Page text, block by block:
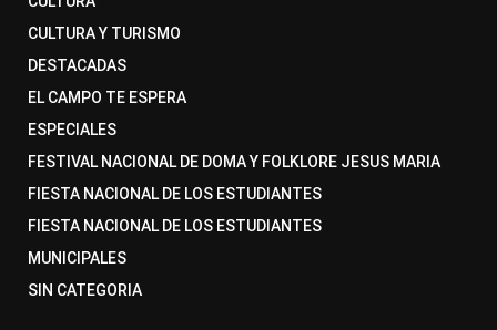
CULTURA Y TURISMO
DESTACADAS
EL CAMPO TE ESPERA
ESPECIALES
FESTIVAL NACIONAL DE DOMA Y FOLKLORE JESUS MARIA
FIESTA NACIONAL DE LOS ESTUDIANTES
FIESTA NACIONAL DE LOS ESTUDIANTES
MUNICIPALES
SIN CATEGORIA